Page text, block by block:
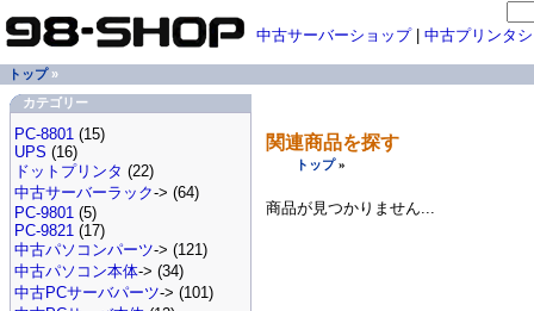
関連商品を探す
トップ»
商品が見つかりません...
中古サーバーショップ| 中古プリンタ
トップ»
カテゴリー
PC-8801 (15)
UPS (16)
ドットプリンタ (22)
中古サーバーラック-> (64)
PC-9801 (5)
PC-9821 (17)
中古パソコンパーツ-> (121)
中古パソコン本体-> (34)
中古PCサーバパーツ-> (101)